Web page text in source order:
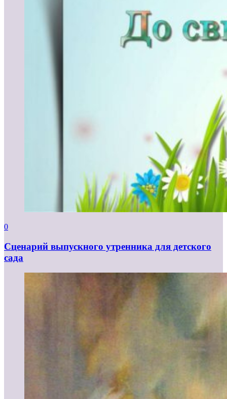
0
Сценарий выпускного утренника для детского
сада